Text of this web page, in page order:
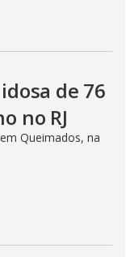
de 76
no RJ
Queimados, na